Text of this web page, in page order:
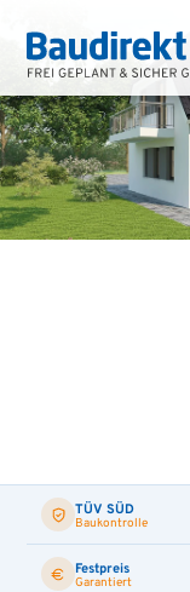
TÜV SÜD
Baukontrolle
Festpreis
Garantiert